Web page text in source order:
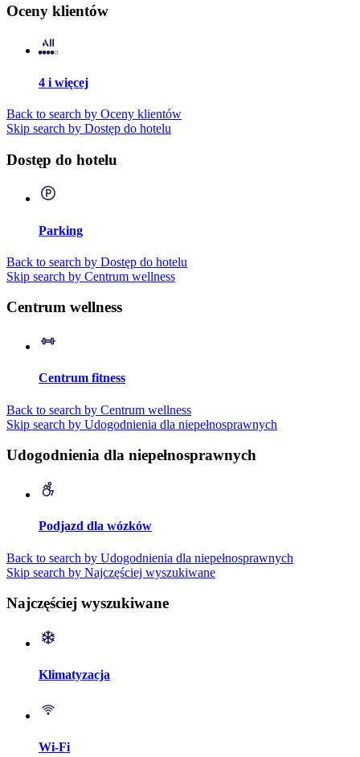
Oceny klientów
4 i więcej
Back to search by Oceny klientów
Skip search by Dostęp do hotelu
Dostęp do hotelu
Parking
Back to search by Dostęp do hotelu
Skip search by Centrum wellness
Centrum wellness
Centrum fitness
Back to search by Centrum wellness
Skip search by Udogodnienia dla niepełnosprawnych
Udogodnienia dla niepełnosprawnych
Podjazd dla wózków
Back to search by Udogodnienia dla niepełnosprawnych
Skip search by Najczęściej wyszukiwane
Najczęściej wyszukiwane
Klimatyzacja
Wi-Fi